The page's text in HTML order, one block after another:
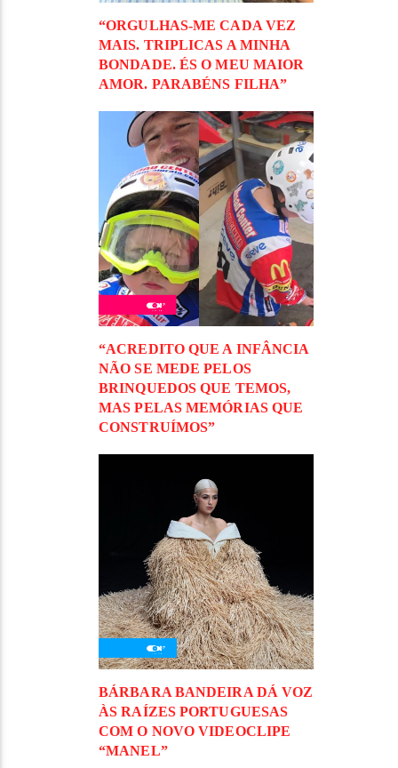
“ORGULHAS-ME CADA VEZ
MAIS. TRIPLICAS A MINHA
BONDADE. ÉS O MEU MAIOR
AMOR. PARABÉNS FILHA”
“ACREDITO QUE A INFÂNCIA
NÃO SE MEDE PELOS
BRINQUEDOS QUE TEMOS,
MAS PELAS MEMÓRIAS QUE
CONSTRUÍMOS”
BÁRBARA BANDEIRA DÁ VOZ
ÀS RAÍZES PORTUGUESAS
COM O NOVO VIDEOCLIPE
“MANEL”